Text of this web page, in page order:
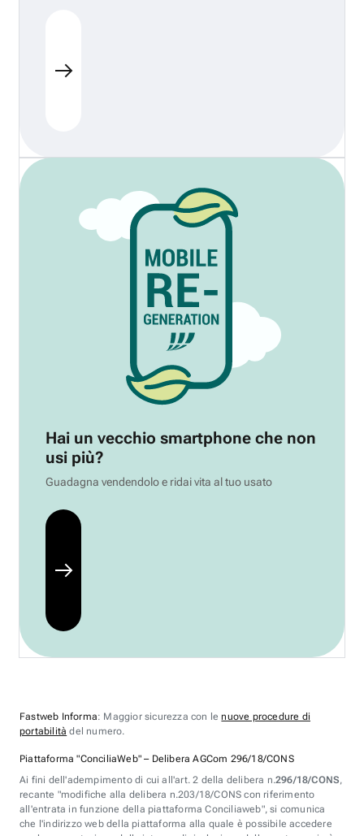
Hai un vecchio smartphone che non
usi più?
Guadagna vendendolo e ridai vita al tuo usato
Fastweb Informa: Maggior sicurezza con lenuove procedure di
portabilità del numero.
Piattaforma "ConciliaWeb" – Delibera AGCom 296/18/CONS
Ai fini dell'adempimento di cui all'art. 2 della delibera n.296/18/CONS,
recante "modifiche alla delibera n.203/18/CONS con riferimento
all'entrata in funzione della piattaforma Conciliaweb", si comunica
che l'indirizzo web della piattaforma alla quale è possibile accedere